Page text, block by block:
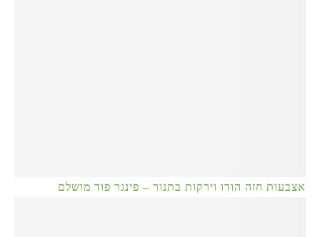
אצבעות חזה הודו וירקות בתנור – פינגר פוד מושלם